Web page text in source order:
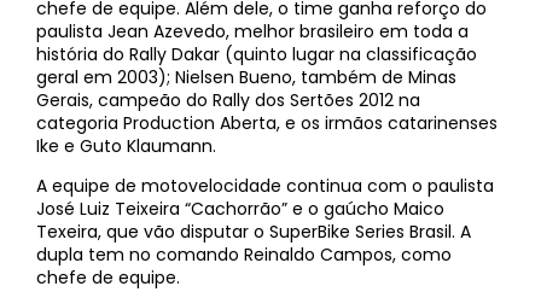
chefe de equipe. Além dele, o time ganha reforço do
paulista Jean Azevedo, melhor brasileiro em toda a
história do Rally Dakar (quinto lugar na classificação
geral em 2003); Nielsen Bueno, também de Minas
Gerais, campeão do Rally dos Sertões 2012 na
categoria Production Aberta, e os irmãos catarinenses
Ike e Guto Klaumann.
A equipe de motovelocidade continua com o paulista
José Luiz Teixeira “Cachorrão” e o gaúcho Maico
Texeira, que vão disputar o SuperBike Series Brasil. A
dupla tem no comando Reinaldo Campos, como
chefe de equipe.